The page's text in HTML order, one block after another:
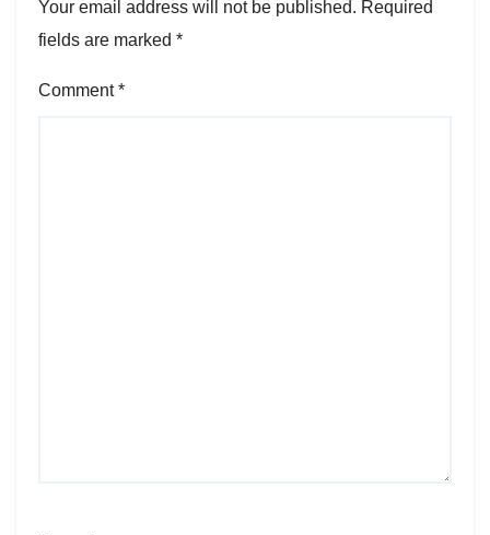
Your email address will not be published. Required
fields are marked *
Comment*